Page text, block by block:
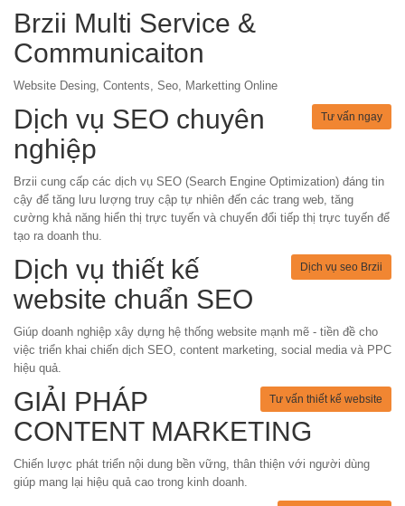
Brzii Multi Service &
Communicaiton
Website Desing, Contents, Seo, Marketting Online
Tư vấn ngay
Dịch vụ SEO chuyên
nghiệp
Brzii cung cấp các dịch vụ SEO (Search Engine Optimization) đáng tin
cậy để tăng lưu lượng truy cập tự nhiên đến các trang web, tăng
cường khả năng hiển thị trực tuyến và chuyển đổi tiếp thị trực tuyến để
tạo ra doanh thu.
Dịch vụ seo Brzii
Dịch vụ thiết kế
website chuẩn SEO
Giúp doanh nghiệp xây dựng hệ thống website mạnh mẽ - tiền đề cho
việc triển khai chiến dịch SEO, content marketing, social media và PPC
hiệu quả.
Tư vấn thiết kế website
GIẢI PHÁP
CONTENT MARKETING
Chiến lược phát triển nội dung bền vững, thân thiện với người dùng
giúp mang lại hiệu quả cao trong kinh doanh.